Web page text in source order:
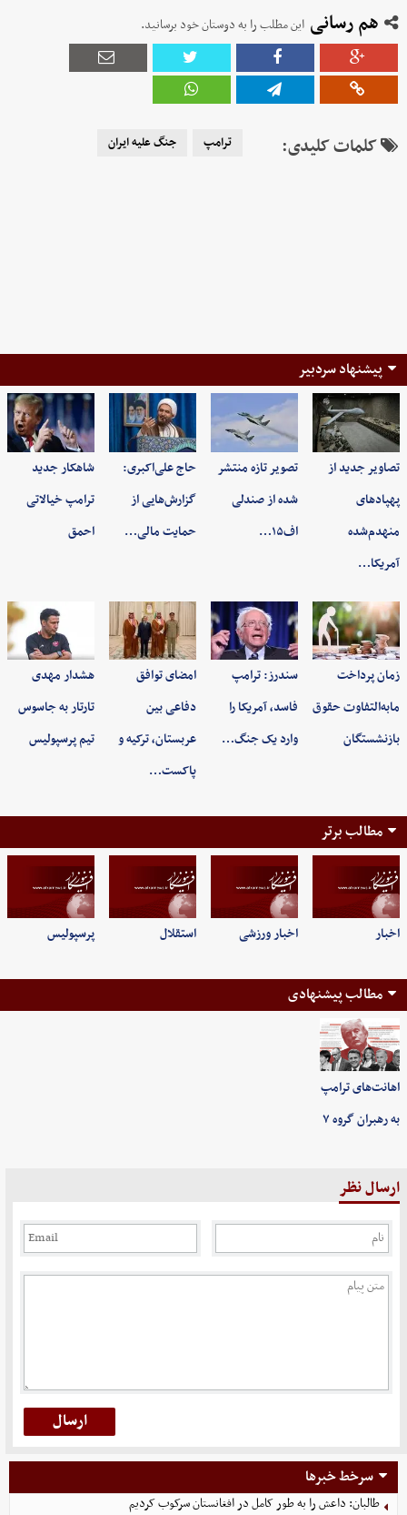
هم رسانی این مطلب را به دوستان خود برسانید.
کلمات کلیدی: ترامپ جنگ علیه ایران
پیشنهاد سردبیر
تصاویر جدید از
پهپادهای
منهدم‌شده
آمریکا…
تصویر تازه منتشر
شده از صندلی
اف۱۵…
حاج علی‌اکبری:
گزارش‌هایی از
حمایت مالی…
شاهکار جدید
ترامپ خیالاتی
احمق
زمان پرداخت
مابه‌التفاوت حقوق
بازنشستگان
سندرز: ترامپ
فاسد، آمریکا را
وارد یک جنگ…
امضای توافق
دفاعی بین
عربستان، ترکیه و
پاکست…
هشدار مهدی
تارتار به جاسوس
تیم پرسپولیس
مطالب برتر
اخبار اخبار ورزشی استقلال پرسپولیس
مطالب پیشنهادی
اهانت‌های ترامپ
به رهبران گروه ۷
ارسال نظر
سرخط خبرها
طالبان: داعش را به طور کامل در افغانستان سرکوب کردیم